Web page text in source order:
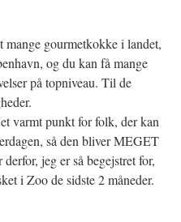
gourmetkokke i landet,
og du kan få mange
på topniveau. Til de
varmt punkt for folk, der kan
så den bliver MEGET
jeg er så begejstret for,
i Zoo de sidste 2 måneder.